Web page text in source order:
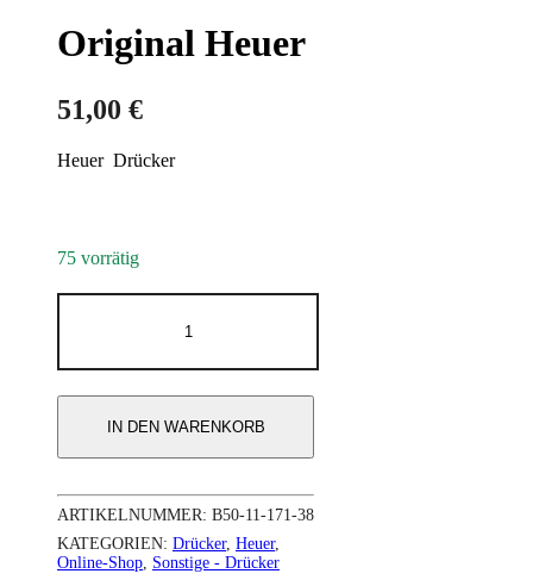
Original Heuer
51,00 €
Heuer Drücker
75 vorrätig
Heuer
IN DEN WARENKORB
ARTIKELNUMMER: B50-11-171-38
KATEGORIEN: Drücker, Heuer,
Online-Shop Sonstige - Drücker